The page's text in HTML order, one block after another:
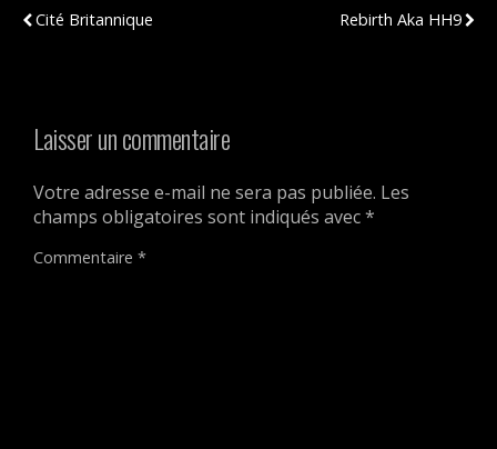
Cité Britannique
Rebirth Aka HH9
Laisser un commentaire
Votre adresse e-mail ne sera pas publiée. Les
champs obligatoires sont indiqués avec*
Commentaire *